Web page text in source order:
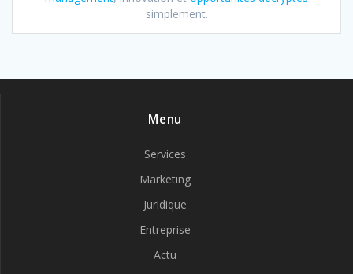
simplement.
Menu
Services
Marketing
Juridique
Entreprise
Actu